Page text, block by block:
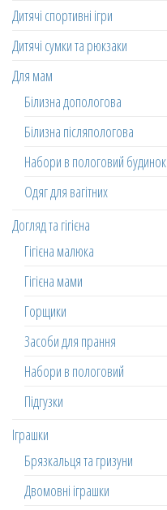
Дитячі спортивні ігри
Дитячі сумки та рюкзаки
Для мам
Білизна допологова
Білизна післяпологова
Набори в пологовий будинок
Одяг для вагітних
Догляд та гігієна
Гігієна малюка
Гігієна мами
Горщики
Засоби для прання
Набори в пологовий
Підгузки
Іграшки
Брязкальця та гризуни
Двомовні іграшки